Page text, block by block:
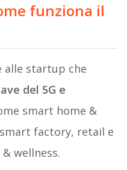
funziona il
alle startup che
del 5G e
smart home &
factory, retail e
wellness.